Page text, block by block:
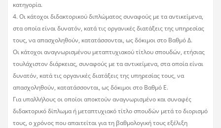
κατηγορία.
4. Οι κάτοχοι διδακτορικού διπλώματος συναφούς με τα αντικείμενα,
στα οποία είναι δυνατόν, κατά τις οργανικές διατάξεις της υπηρεσίας
τους, να απασχοληθούν, κατατάσσονται, ως δόκιμοι στο Βαθμό Δ.
Οι κάτοχοι αναγνωρισμένου μεταπτυχιακού τίτλου σπουδών, ετήσιας
τουλάχιστον διάρκειας, συναφούς με τα αντικείμενα, στα οποία είναι
δυνατόν, κατά τις οργανικές διατάξεις της υπηρεσίας τους, να
απασχοληθούν, κατατάσσονται, ως δόκιμοι στο Βαθμό Ε.
Για υπαλλήλους οι οποίοι αποκτούν αναγνωρισμένο και συναφές
διδακτορικό δίπλωμα ή μεταπτυχιακό τίτλο σπουδών μετά το διορισμό
τους, ο χρόνος που απαιτείται για τη βαθμολογική τους εξέλιξη